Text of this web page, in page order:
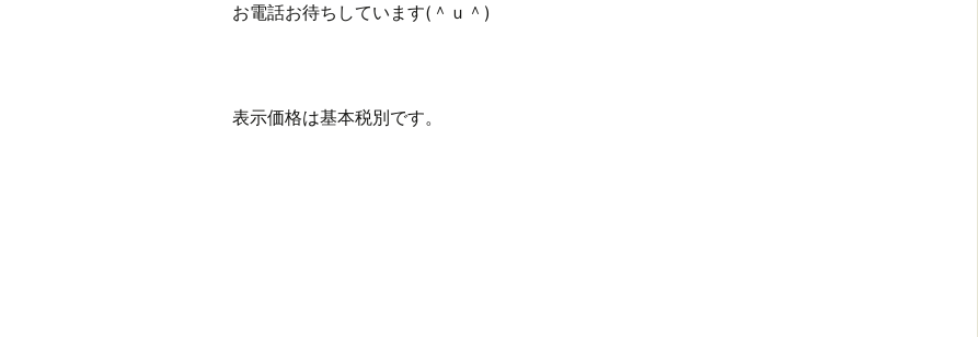
お電話お待ちしています(＾ｕ＾)
表示価格は基本税別です。